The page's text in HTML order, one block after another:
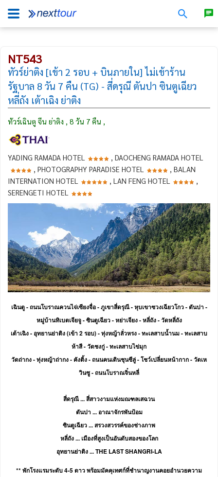
NT543
ทัวร์ย่าติง [เข้า 2 รอบ + บินภายใน] ไม่เข้าร้าน
รัฐบาล 8 วัน 7 คืน (TG) - สี่ดรุณี ตันปา ซินตูเฉียว
หลี่ถัง เต้าเฉิง ย่าติง
ทัวร์เฉินตู จีน ย่าติง , 8 วัน 7 คืน ,
YADING RAMADA HOTEL
, DAOCHENG RAMADA HOTEL
, PHOTOGRAPHY PARADISE HOTEL
, BALAN
INTERNATION HOTEL
, LAN FENG HOTEL
,
SERENGETI HOTEL
เฉินตู - ถนนโบราณควนไจ่เซียงจื่อ - ภูเขาสี่ดรุณี - หุบเขาซวงเฉียวโกว - ตันปา -
หมู่บ้านทิเบตเจียจู - ซินตูเฉียว - หย่าเจียง - หลี่ถัง - วัดหลี่ถัง
เต้าเฉิง - อุทยานย่าติง (เข้า 2 รอบ) - ทุ่งหญ้าลั่วหรง - ทะเลสาบน้ำนม - ทะเลสาบ
ห้าสี - วัดชงกู่ - ทะเลสาบไข่มุก
วัดถ่ากง - ทุ่งหญ้าถ่ากง - คังติ้ง - ถนนคนเดินชุนซีลู่ - โชว์เปลี่ยนหน้ากาก - วัดเห
วินซู - ถนนโบราณจิ๋นหลี่
สี่ดรุณี ... สี่สาวงามแห่งมณฑลเสฉวน
ตันปา ... อาณาจักรพันป้อม
ซินตูเฉียว ... สรวงสวรรค์ของช่างภาพ
หลี่ถัง ... เมืองที่สูงเป็นอันดับสองของโลก
อุทยานย่าติง ... THE LAST SHANGRI-LA
** พักโรงแรมระดับ 4-5 ดาว พร้อมมัคคุเทศก์ที่ชำนาญงานคอยอำนวยความ